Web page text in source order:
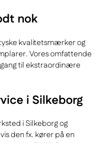
nok
kvalitetsmærker og
Vores omfattende
til ekstraordinære
i Silkeborg
i Silkeborg og
den fx. kører på en